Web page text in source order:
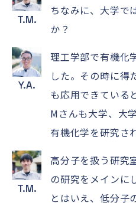
T.M.
ちなみに、大学で
か？
Y.A.
理工学部で有機化
した。その時に得
も応用できている
Mさんも大学、大
有機化学を研究さ
T.M.
高分子を扱う研究
の研究をメインに
とはいえ、低分子